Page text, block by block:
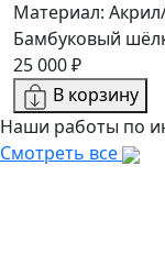
Материал:
Бамбуковый
25 000 ₽
В корзину
Наши работы по
Смотреть все